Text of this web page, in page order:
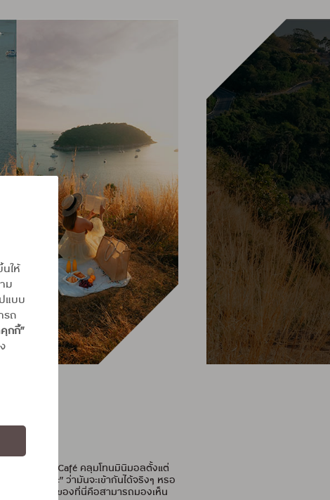
ให้
ม
แบบ
รถ
กกี้”
Moonstone Café คลุมโทนมินิมอลตั้งแต่
อถึงกับ “ฮะ” ว่ามันจะเข้ากันได้จริงๆ หรอ
ความน่ารักของที่นี่คือสามารถมองเห็น